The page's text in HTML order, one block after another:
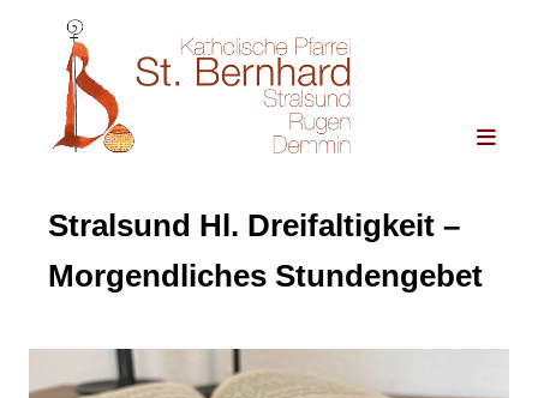
Stralsund Hl. Dreifaltigkeit –
Morgendliches Stundengebet